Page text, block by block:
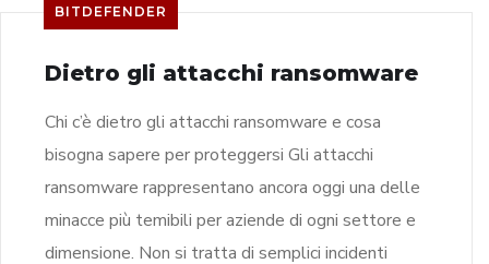
BITDEFENDER
Dietro gli attacchi ransomware
Chi c’è dietro gli attacchi ransomware e cosa
bisogna sapere per proteggersi Gli attacchi
ransomware rappresentano ancora oggi una delle
minacce più temibili per aziende di ogni settore e
dimensione. Non si tratta di semplici incidenti